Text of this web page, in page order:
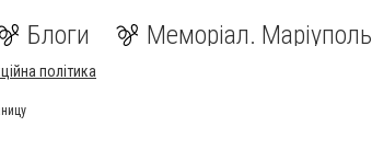
Блоги Меморіал. Маріуполь
політика